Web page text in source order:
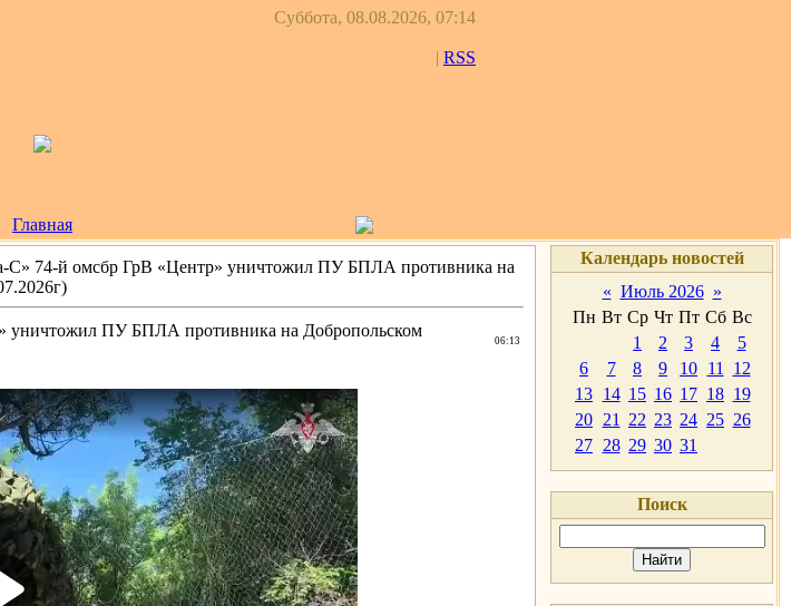
Суббота, 08.08.2026, 07:14
| RSS
Главная
С» 74-й омсбр ГрВ «Центр» уничтожил ПУ БПЛА противника на
уничтожил ПУ БПЛА противника на Добропольском
06:13
Календарь новостей
« Июль 2026 »
Пн Вт Ср Чт Пт Сб Вс
1
2 3 4
5
6
7 8 9 10 11
12
13 14 15 16 17 18 19
20 21 22 23 24 25 26
27 28 29 30 31
Поиск